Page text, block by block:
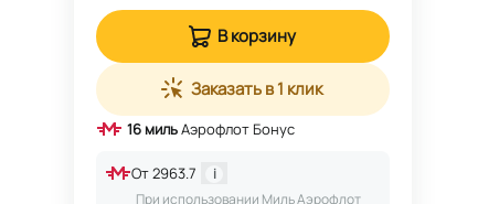
В корзину
Заказать в 1 клик
16 мильАэрофлот Бонус
От2963.7
i
При использовании Миль Аэрофлот